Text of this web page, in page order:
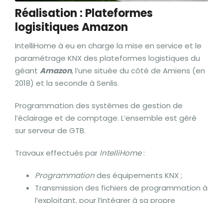
Réalisation : Plateformes
logisitiques Amazon
IntelliHome à eu en charge la mise en service et le
paramétrage KNX des plateformes logistiques du
géant Amazon, l’une située du côté de Amiens (en
2018) et la seconde à Senlis.
Programmation des systèmes de gestion de
l’éclairage et de comptage. L’ensemble est géré
sur serveur de GTB.
Travaux effectués par IntelliHome:
Programmationdes équipements KNX ;
Transmission des fichiers de programmation à
l’exploitant, pour l’intégrer à sa propre